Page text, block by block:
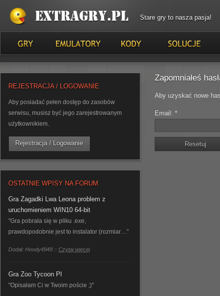
Stare gry to nasza pasja!
REJESTRACJA / LOGOWANIE
Aby posiadać pełen dostęp do zasobów
serwisu, musisz być jego zarejestrowanym
użytkownikiem.
Rejestracja / Logowanie
OSTATNIE WPISY NA FORUM
Gra Zagadki Lwa Leona problem z
uruchomieniem WIN10 64-bit
"Gra pobrała się w pliku .exe,
prawdopodobnie jest to instalator (rozmiar…"
Dodał: Hoody4949 :: Czytaj więcej
Gra Zoo Tycoon Pl
"Opisałam Ci w Twoim poście ;)"
Zapomniałeś
Aby uzyskać nowe
Email: *